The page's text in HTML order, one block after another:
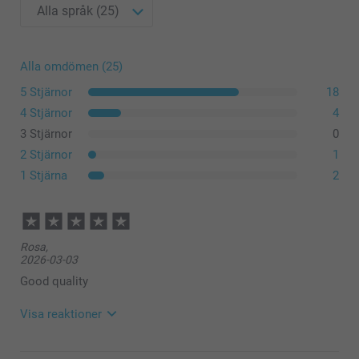
Gratis
100 - 499
500+
Alla omdömen (25)
5 Stjärnor
18
4 Stjärnor
4
3 Stjärnor
0
2 Stjärnor
1
1 Stjärna
2
Rosa,
2026-03-03
Good quality
Visa reaktioner